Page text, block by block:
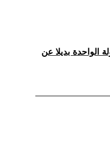
الواحدة بديلا عن